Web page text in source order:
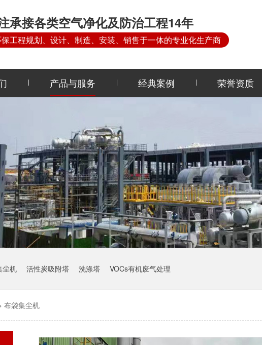
承接各类空气净化及防治工程14年
工程规划、设计、制造、安装、销售于一体的专业化生产商
产品与服务 经典案例 荣誉资质
尘机 活性炭吸附塔 洗涤塔 VOCs有机废气处理
布袋集尘机